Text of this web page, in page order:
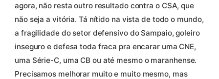
agora, não resta outro resultado contra o CSA, que
não seja a vitória. Tá nítido na vista de todo o mundo,
a fragilidade do setor defensivo do Sampaio, goleiro
inseguro e defesa toda fraca pra encarar uma CNE,
uma Série-C, uma CB ou até mesmo o maranhense.
Precisamos melhorar muito e muito mesmo, mas